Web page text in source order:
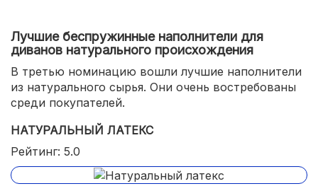
Лучшие беспружинные наполнители для
диванов натурального происхождения
В третью номинацию вошли лучшие наполнители
из натурального сырья. Они очень востребованы
среди покупателей.
НАТУРАЛЬНЫЙ ЛАТЕКС
Рейтинг: 5.0